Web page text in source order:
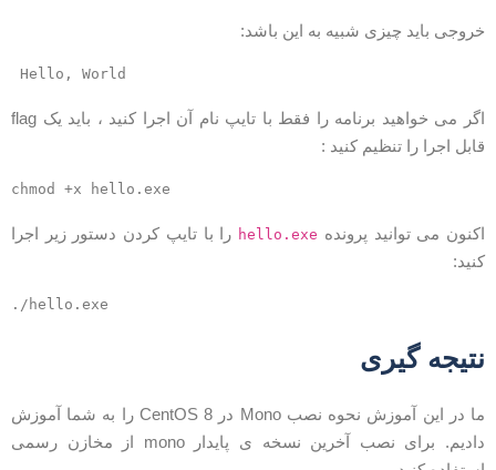
باید چیزی شبیه به این باشد:
Hello, World
اگر می خواهید برنامه را فقط با تایپ نام آن اجرا کنید ، باید یک flag
اجرا را تنظیم کنید :
می توانید پروندهhello.exeرا با تایپ کردن دستور زیر اجرا
گیری
ما در این آموزش نحوه نصب Mono در CentOS 8 را به شما آموزش
دادیم. برای نصب آخرین نسخه ی پایدار mono از مخازن رسمی